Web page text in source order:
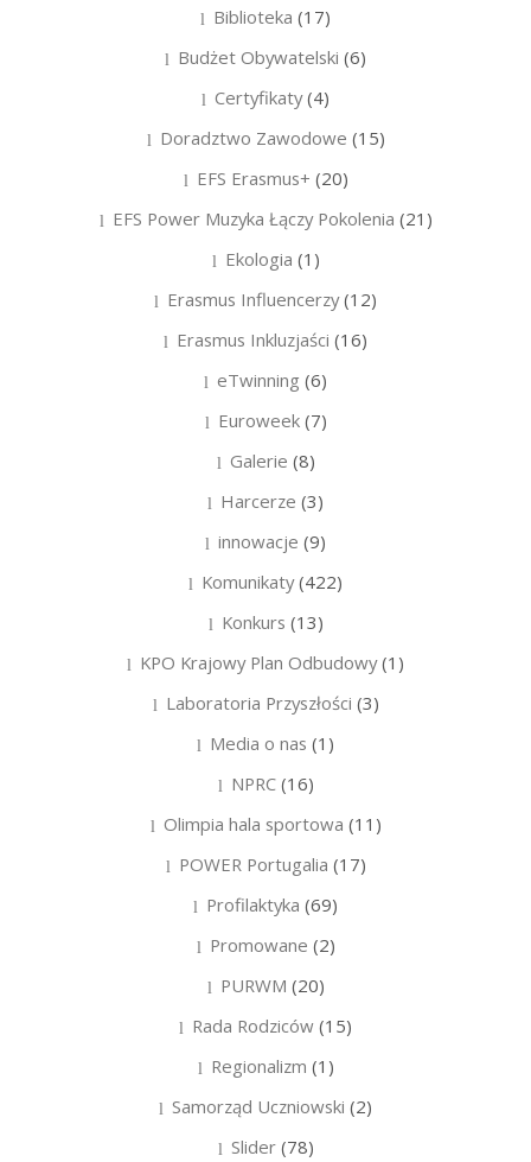
Biblioteka (17)
Budżet Obywatelski (6)
Certyfikaty(4)
Doradztwo Zawodowe (15)
EFS Erasmus+ (20)
EFS Power Muzyka Łączy Pokolenia (21)
Ekologia (1)
Erasmus Influencerzy(12)
Erasmus Inkluzjaści (16)
eTwinning (6)
Euroweek(7)
Galerie (8)
Harcerze (3)
innowacje (9)
Komunikaty(422)
Konkurs (13)
KPO Krajowy Plan Odbudowy(1)
Laboratoria Przyszłości (3)
Media o nas (1)
NPRC(16)
Olimpia hala sportowa (11)
POWER Portugalia (17)
Profilaktyka (69)
Promowane (2)
PURWM (20)
Rada Rodziców (15)
Regionalizm (1)
Samorząd Uczniowski (2)
Slider(78)